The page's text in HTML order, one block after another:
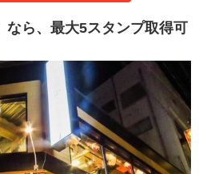
なら、最大5スタンプ取得可